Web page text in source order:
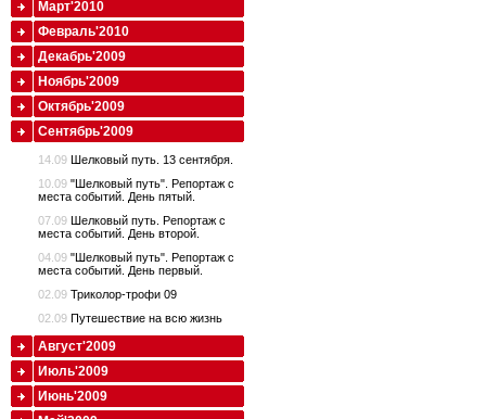
Март'2010
Февраль'2010
Декабрь'2009
Ноябрь'2009
Октябрь'2009
Сентябрь'2009
14.09 Шелковый путь. 13 сентября.
10.09 "Шелковый путь". Репортаж с
места событий. День пятый.
07.09 Шелковый путь. Репортаж с
места событий. День второй.
04.09 "Шелковый путь". Репортаж с
места событий. День первый.
02.09 Триколор-трофи 09
02.09 Путешествие на всю жизнь
Август'2009
Июль'2009
Июнь'2009